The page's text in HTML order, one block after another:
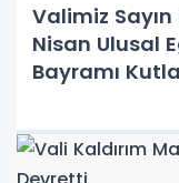
Valimiz Sayın
Nisan Ulusal
Bayramı